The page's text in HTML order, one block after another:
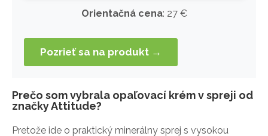
Orientačná cena: 27 €
Pozrieť sa na produkt →
Prečo som vybrala opaľovací krém v spreji od
značky Attitude?
Pretože ide o praktický minerálny sprej s vysokou